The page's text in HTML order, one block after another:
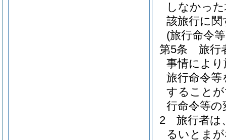
しなかっ
該旅行に
(旅行命令
第5条
旅行
事情によ
旅行命令
すること
行命令等
2
旅行者は
るいとま